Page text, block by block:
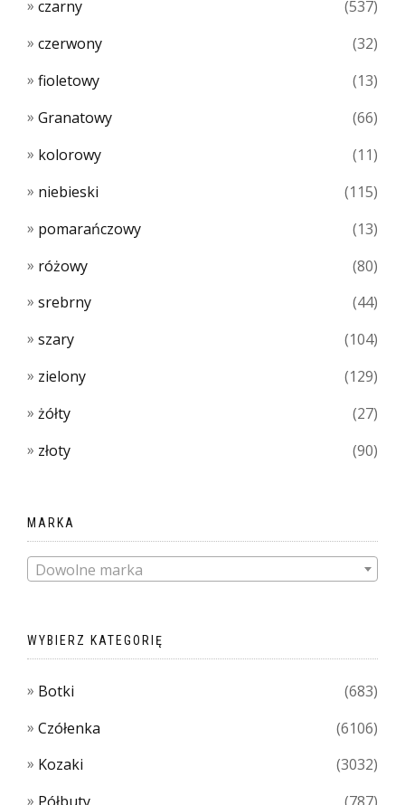
czarny
(537)
czerwony
(32)
fioletowy
(13)
Granatowy
(66)
kolorowy
(11)
niebieski
(115)
pomarańczowy
(13)
różowy
(80)
srebrny
(44)
szary
(104)
zielony
(129)
żółty
(27)
złoty
(90)
MARKA
Dowolne marka
WYBIERZ KATEGORIĘ
Botki
(683)
Czółenka
(6106)
Kozaki
(3032)